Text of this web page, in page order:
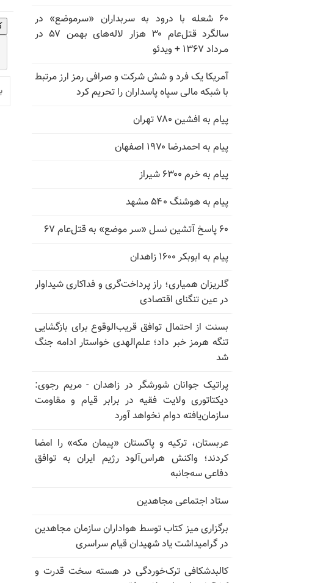
۶۰ شعله با درود به سربداران «سرموضع» در
سالگرد قتل‌عام ۳۰ هزار لاله‌های بهمن ۵۷ در
مـرداد ۱۳۶۷ + ویدئو
آمریکا یک فرد و شش شرکت و صرافی رمز ارز مرتبط
با شبکه مالی سپاه پاسداران را تحریم کرد
پیام به افشین ۷۸۰ تهران
پیام به احمدرضا ۱۹۷۰ اصفهان
پیام به خرم ۶۳۰۰ شیراز
پیام به هوشنگ ۵۴۰ مشهد
۶۰ پاسخ آتشین نسل «سر موضع» به قتل‌عام ۶۷
پیام به ابوبکر ۱۶۰۰ زاهدان
گلریزان همیاری؛ راز پرداخت‌گری و فداکاری شیداوار
در عین تنگنای اقتصادی
بسنت از احتمال توافق قریب‌الوقوع برای بازگشایی
تنگه هرمز خبر داد؛ علم‌الهدی خواستار ادامه جنگ
شد
پراتیک جوانان شورشگر در زاهدان - مریم رجوی:
دیکتاتوری ولایت فقیه در برابر قیام و مقاومت
سازمان‌یافته دوام نخواهد آورد
عربستان، ترکیه و پاکستان «پیمان مکه» را امضا
کردند؛ واکنش هراس‌آلود رژیم ایران به توافق
دفاعی سه‌جانبه
ستاد اجتماعی مجاهدین
برگزاری میز کتاب توسط هواداران سازمان مجاهدین
در گرامیداشت یاد شهیدان قیام سراسری
کالبدشکافی ترک‌خوردگی در هسته سخت قدرت و